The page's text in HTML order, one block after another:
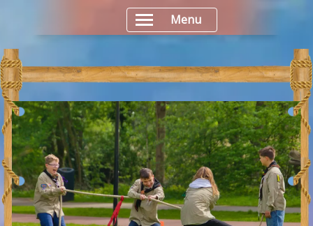
Menu